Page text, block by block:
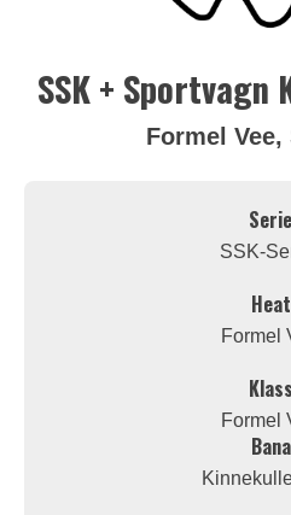
SSK + Sportvagn
Formel
Serie
SSK-
Heat
Formel
Klass
Formel
Bana